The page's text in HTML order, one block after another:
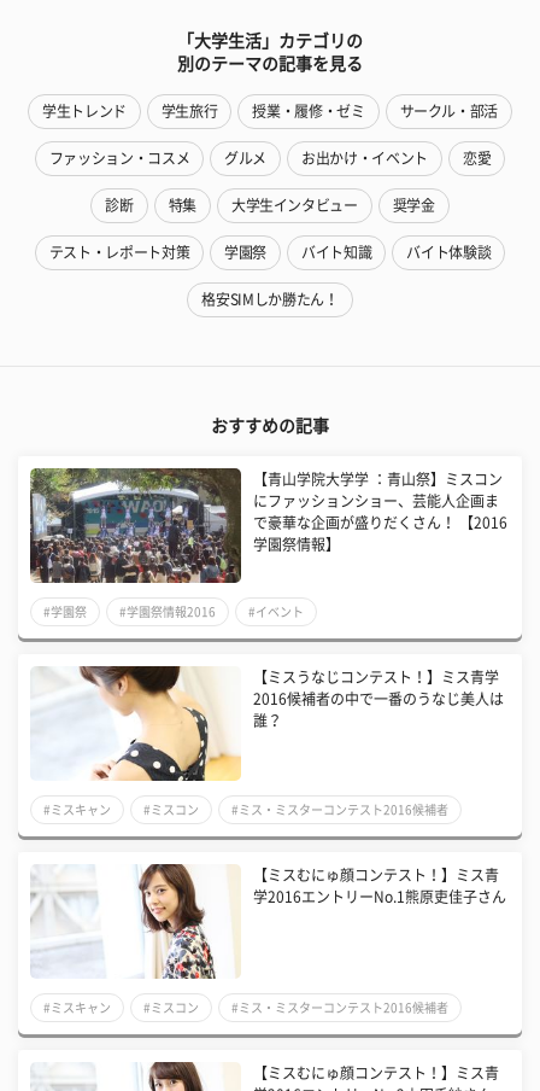
「大学生活」カテゴリの
別のテーマの記事を見る
学生トレンド 学生旅行 授業・履修・ゼミ サークル・部活
ファッション・コスメ グルメ お出かけ・イベント 恋愛
診断 特集 大学生インタビュー 奨学金
テスト・レポート対策 学園祭 バイト知識 バイト体験談
格安SIMしか勝たん！
おすすめの記事
【青山学院大学学 ：青山祭】ミスコン
にファッションショー、芸能人企画ま
で豪華な企画が盛りだくさん！ 【2016
学園祭情報】
#学園祭 #学園祭情報2016 #イベント
【ミスうなじコンテスト！】ミス青学
2016候補者の中で一番のうなじ美人は
誰？
#ミスキャン #ミスコン #ミス・ミスターコンテスト2016候補者
【ミスむにゅ顔コンテスト！】ミス青
学2016エントリーNo.1熊原吏佳子さん
#ミスキャン #ミスコン #ミス・ミスターコンテスト2016候補者
【ミスむにゅ顔コンテスト！】ミス青